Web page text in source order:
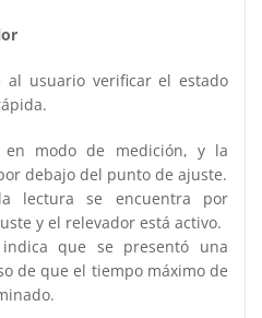
al usuario verificar el estado
en modo de medición, y la
debajo del punto de ajuste.
lectura se encuentra por
y el relevador está activo.
que se presentó una
de que el tiempo máximo de